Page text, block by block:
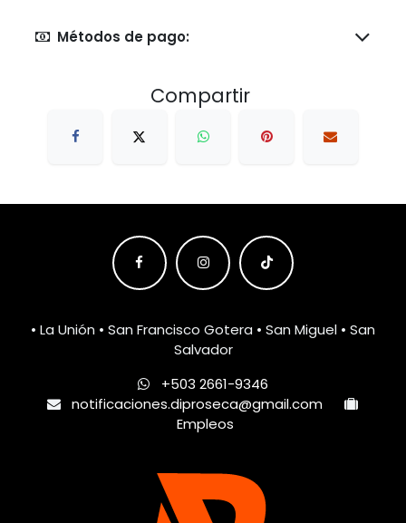
Métodos de pago:
Compartir
• La Unión • San Francisco Gotera • San Miguel • San
Salvador
+503 2661-9346
notificaciones.diproseca@gmail.com
Empleos